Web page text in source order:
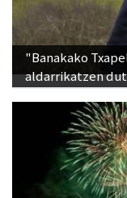
"Banakako
aldarrikatzen